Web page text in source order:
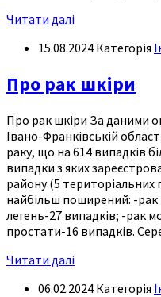
Читати далі
15.08.2024 Категорія
Про рак шкіри
Про рак шкіри За даними
Івано-Франківській
раку, що на 614 випадків
випадки з яких
району (5 територіальних
найбільш поширений: -
легень-27 випадків; -рак
простати-16 випадків.
Читати далі
06.02.2024 Категорія